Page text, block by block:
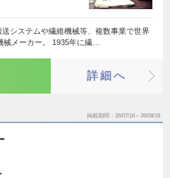
送システムや繊維機械等、複数事業で世界
械メーカー。 1935年に繊…
詳細へ
掲載期間 26/07/16～26/08/19